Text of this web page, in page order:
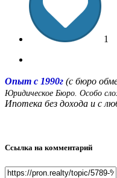
1
Опыт с 1990г (с бюро
Юридическое Бюро. Особо
Ипотека без дохода и с
Ссылка на комментарий